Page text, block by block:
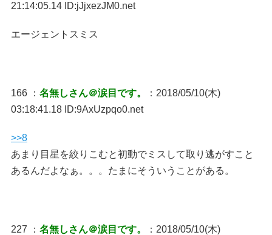
21:14:05.14 ID:jJjxezJM0.net
エージェントスミス
166 ： 名無しさん＠涙目です。
：2018/05/10(木)
03:18:41.18 ID:9AxUzpqo0.net
>>8
あまり目星を絞りこむと初動でミスして取り逃がすこと
あるんだよなぁ。。。たまにそういうことがある。
227 ： 名無しさん＠涙目です。
：2018/05/10(木)